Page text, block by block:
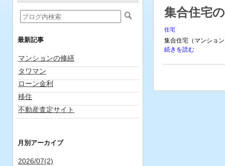
集合住宅
住宅
集合住宅（マンショ
続きを読む
最新記事
マンションの修繕
タワマン
ローン金利
移住
不動産査定サイト
月別アーカイブ
2026/07(2)